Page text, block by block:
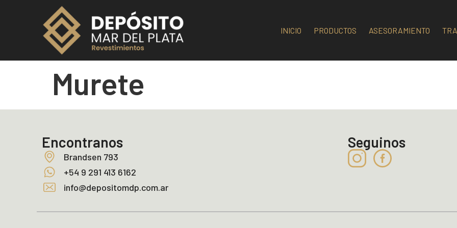
INICIO PRODUCTOS ASESORAMIENTO
Murete
Encontranos
Brandsen 793
+54 9 291 413 6162
info@depositomdp.com.ar
Seguinos